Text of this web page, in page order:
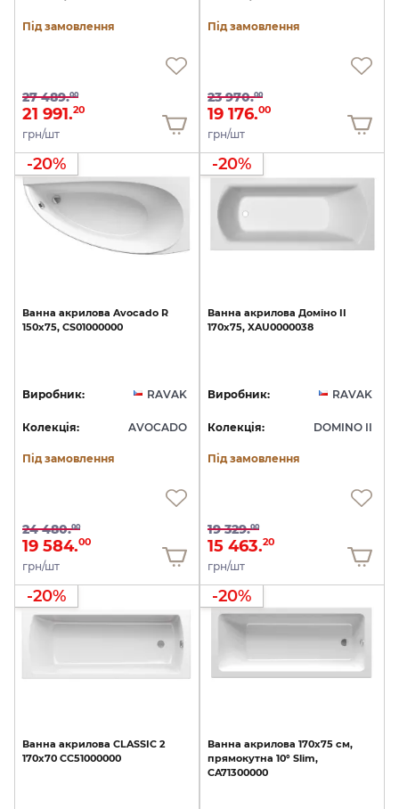
Під замовлення
27 489.00
21 991.20
грн/шт
Під замовлення
23 970.00
19 176.00
грн/шт
-20%
Ванна акрилова Avocado R
150х75, CS01000000
Виробник: RAVAK
Колекція: AVOCADO
Під замовлення
24 480.00
19 584.00
грн/шт
-20%
Ванна акрилова Доміно II
170х75, XAU0000038
Виробник: RAVAK
Колекція: DOMINO II
Під замовлення
19 329.00
15 463.20
грн/шт
-20%
Ванна акрилова CLASSIC 2
170х70 CC51000000
-20%
Ванна акрилова 170x75 см,
прямокутна 10° Slim,
CA71300000